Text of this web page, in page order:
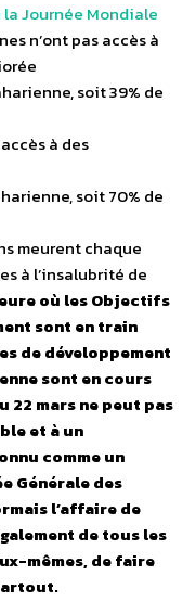
Journée Mondiale
n’ont pas accès à
soit 39% de
à des
soit 70% de
meurent chaque
à l’insalubrité de
où les Objectifs
sont en train
de développement
sont en cours
mars ne peut pas
et à un
comme un
Générale des
l’affaire de
de tous les
mêmes, de faire